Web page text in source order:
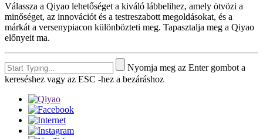
Válassza a Qiyao lehetőséget a kiváló lábbelihez, amely ötvözi a
minőséget, az innovációt és a testreszabott megoldásokat, és a
márkát a versenypiacon különbözteti meg. Tapasztalja meg a Qiyao
előnyeit ma.
Nyomja meg az Enter gombot a
kereséshez vagy az ESC -hez a bezáráshoz